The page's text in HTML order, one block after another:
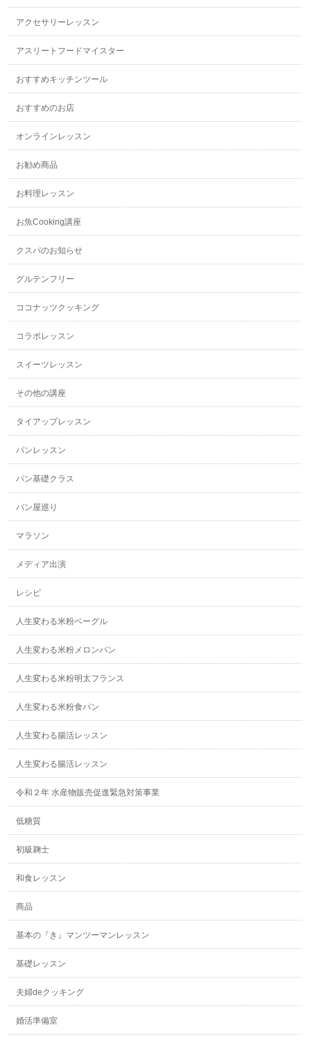
アクセサリーレッスン
アスリートフードマイスター
おすすめキッチンツール
おすすめのお店
オンラインレッスン
お勧め商品
お料理レッスン
お魚Cooking講座
クスパのお知らせ
グルテンフリー
ココナッツクッキング
コラボレッスン
スイーツレッスン
その他の講座
タイアップレッスン
パンレッスン
パン基礎クラス
パン屋巡り
マラソン
メディア出演
レシピ
人生変わる米粉ベーグル
人生変わる米粉メロンパン
人生変わる米粉明太フランス
人生変わる米粉食パン
人生変わる腸活レッスン
人生変わる腸活レッスン
令和２年 水産物販売促進緊急対策事業
低糖質
初級麹士
和食レッスン
商品
基本の『き』マンツーマンレッスン
基礎レッスン
夫婦deクッキング
婚活準備室